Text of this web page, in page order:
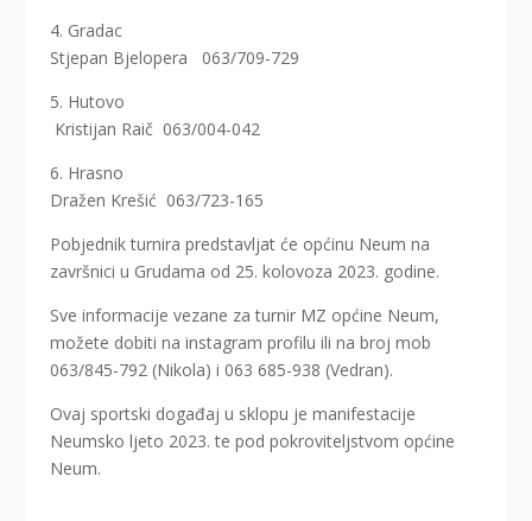
4. Gradac
Stjepan Bjelopera 063/709-729
5. Hutovo
Kristijan Raič 063/004-042
6. Hrasno
Dražen Krešić 063/723-165
Pobjednik turnira predstavljat će općinu Neum na
završnici u Grudama od 25. kolovoza 2023. godine.
Sve informacije vezane za turnir MZ općine Neum,
možete dobiti na instagram profilu ili na broj mob
063/845-792 (Nikola) i 063 685-938 (Vedran).
Ovaj sportski događaj u sklopu je manifestacije
Neumsko ljeto 2023. te pod pokroviteljstvom općine
Neum.